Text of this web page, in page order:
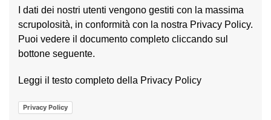
I dati dei nostri utenti vengono gestiti con la massima
scrupolosità, in conformità con la nostra Privacy Policy.
Puoi vedere il documento completo cliccando sul
bottone seguente.
Leggi il testo completo della Privacy Policy
Privacy Policy